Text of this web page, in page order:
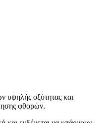
υψηλής οξύτητας και
φθορών.